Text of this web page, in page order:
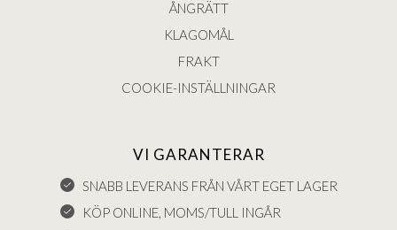
ÅNGRÄTT
KLAGOMÅL
FRAKT
COOKIE-INSTÄLLNINGAR
VI GARANTERAR
SNABB LEVERANS FRÅN VÅRT EGET LAGER
KÖP ONLINE, MOMS/TULL INGÅR